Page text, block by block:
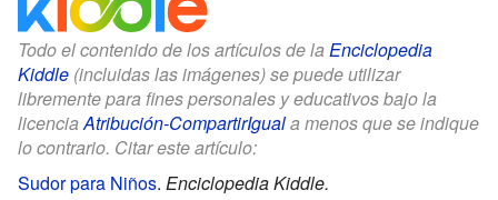
Todo el contenido de los artículos de la Enciclopedia
Kiddle (incluidas las imágenes) se puede utilizar
libremente para fines personales y educativos bajo la
licenciaAtribución-CompartirIguala menos que se indique
lo contrario. Citar este artículo:
Sudor para Niños. Enciclopedia Kiddle.